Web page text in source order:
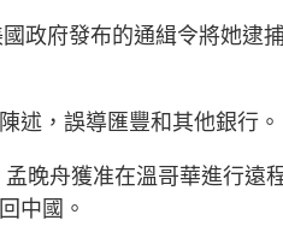
政府發布的通緝令將她逮
述，誤導匯豐和其他銀行。
晚舟獲准在溫哥華進行遠
中國。